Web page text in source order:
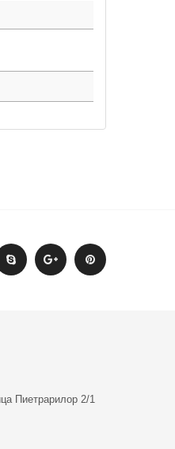
Пиетрарилор 2/1